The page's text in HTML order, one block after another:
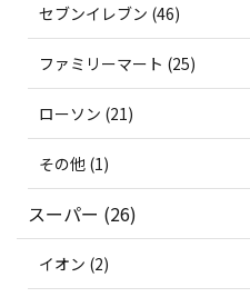
セブンイレブン (46)
ファミリーマート (25)
ローソン (21)
その他 (1)
スーパー (26)
イオン (2)